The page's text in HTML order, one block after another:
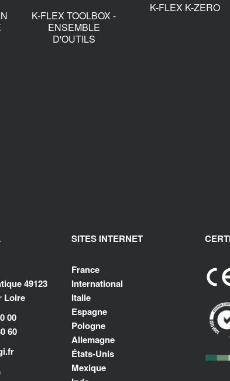
K-FLEX TOOLBOX -
ENSEMBLE
D'OUTILS
K-FLEX K-ZERO
49123
Loire
00
60
SITES INTERNET
France
International
Italie
Espagne
Pologne
Allemagne
États-Unis
Mexique